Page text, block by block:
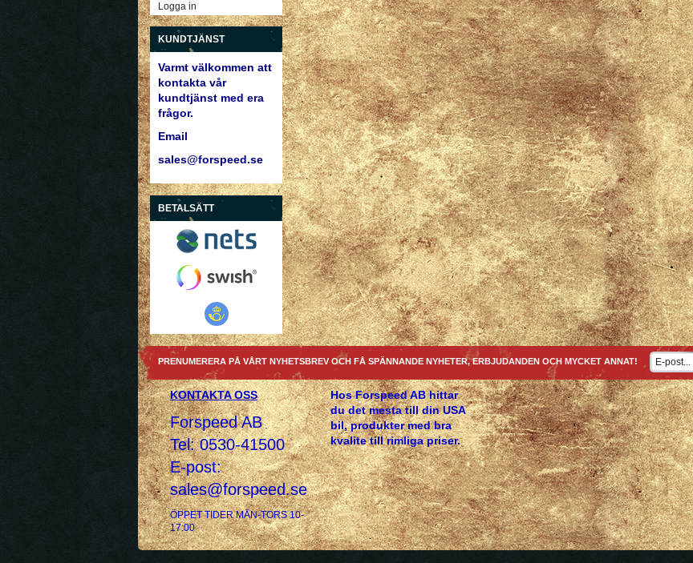
Logga in
KUNDTJÄNST
Varmt välkommen att
kontakta vår
kundtjänst med era
frågor.
Email
sales@forspeed.se
BETALSÄTT
PRENUMERERA PÅ VÅRT NYHETSBREV OCH FÅ SPÄNNANDE NYHETER, ERBJUDANDEN OCH MYCKET ANNAT!
KONTAKTA OSS
Forspeed AB
Tel: 0530-41500
E-post:
sales@forspeed.se
ÖPPET TIDER MÅN-TORS 10-
17:00
Hos Forspeed AB hittar
du det mesta till din USA
bil, produkter med bra
kvalite till rimliga priser.